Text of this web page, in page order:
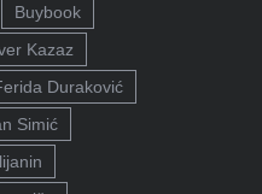
Buybook
Kazaz
Duraković
Simić